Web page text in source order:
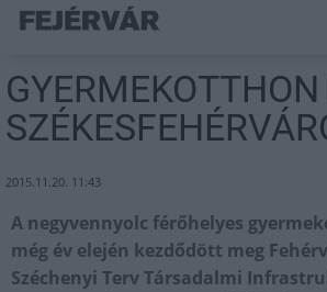
GYERMEKOTTHON
2015.11.20. 11:43
A negyvennyolc férőhelyes
még év elején kezdődött meg
Széchenyi Terv Társadalmi